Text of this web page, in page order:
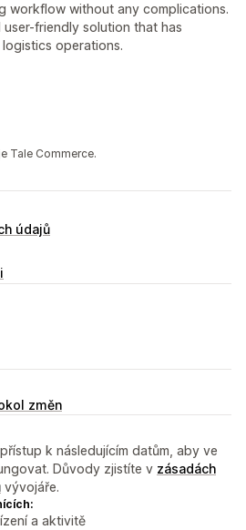
workflow without any complications.
user-friendly solution that has
operations.
Tale Commerce.
údajů
změn
k následujícím datům, aby ve
Důvody zjistíte v zásadách
vývojáře.
a aktivitě